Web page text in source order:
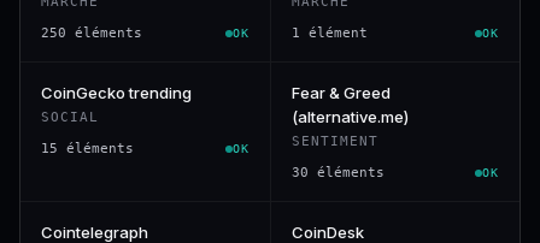
250 éléments OK 1 élément OK
CoinGecko trending
SOCIAL
15 éléments OK
Fear & Greed
(alternative.me)
SENTIMENT
30 éléments OK
Cointelegraph CoinDesk